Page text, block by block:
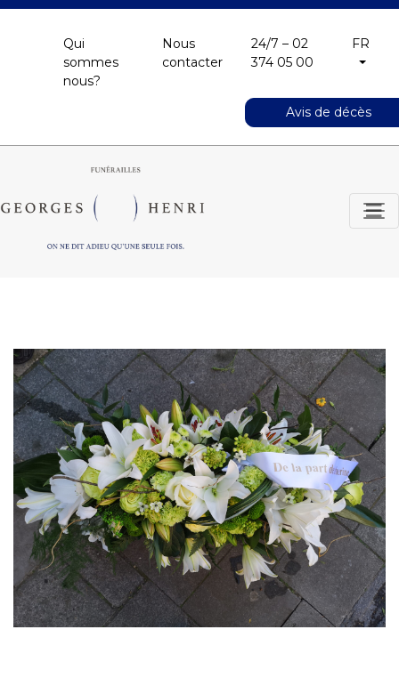
Qui
sommes
nous?
Nous
contacter
24/7 – 02
374 05 00
FR
Avis de décès